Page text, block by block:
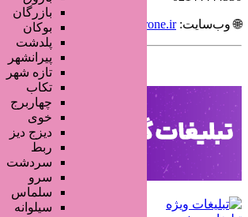
بازرگان
پلدشت
پیرانشهر
تازه شهر
چهاربرج
دیزج دیز
سردشت
سلماس
سیلوانه
hairone.ir